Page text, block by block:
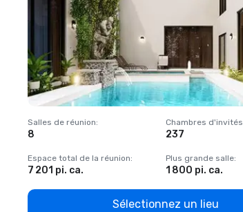
Salles de réunion:
8
Chambres d'invités
237
Espace total de la réunion:
7 201 pi. ca.
Plus grande salle:
1 800 pi. ca.
Sélectionnez un lieu